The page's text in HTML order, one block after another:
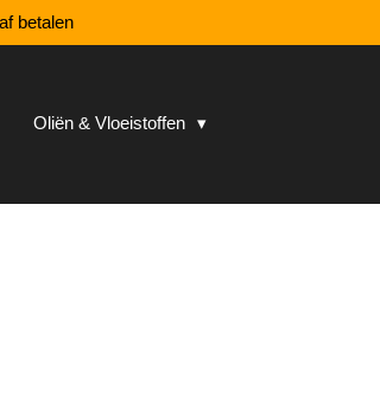
betalen
Oliën & Vloeistoffen